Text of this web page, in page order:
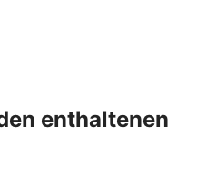
enthaltenen